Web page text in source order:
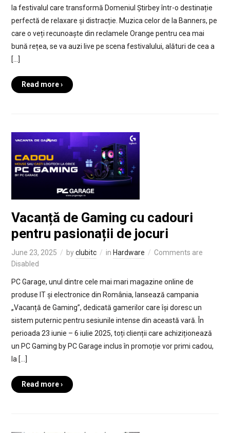
la festivalul care transformă Domeniul Știrbey într-o destinație
perfectă de relaxare și distracție. Muzica celor de la Banners, pe
care o veți recunoaște din reclamele Orange pentru cea mai
bună rețea, se va auzi live pe scena festivalului, alături de cea a
[…]
Read more ›
Vacanță de Gaming cu cadouri
pentru pasionații de jocuri
June 23, 2025 byclubitc in Hardware
Comments are
Disabled
PC Garage, unul dintre cele mai mari magazine online de
produse IT și electronice din România, lansează campania
„Vacanță de Gaming”, dedicată gamerilor care își doresc un
sistem puternic pentru sesiunile intense din această vară. În
perioada 23 iunie – 6 iulie 2025, toți clienții care achiziționează
un PC Gaming by PC Garage inclus în promoție vor primi cadou,
la […]
Read more ›